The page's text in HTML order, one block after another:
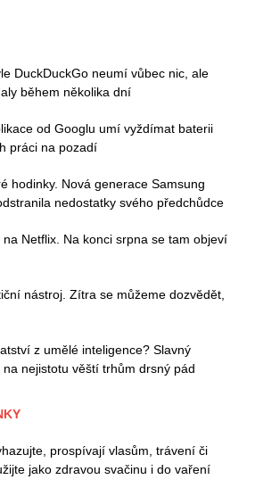
DuckDuckGo neumí vůbec nic, ale
během několika dní
od Googlu umí vyždímat baterii
práci na pozadí
hodinky. Nová generace Samsung
nedostatky svého předchůdce
Netflix. Na konci srpna se tam objeví
nástroj. Zítra se můžeme dozvědět,
z umělé inteligence? Slavný
nejistotu věští trhům drsný pád
prospívají vlasům, trávení či
jako zdravou svačinu i do vaření